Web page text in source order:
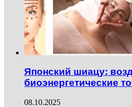
Японский шиацу:
биоэнергетические
08.10.2025